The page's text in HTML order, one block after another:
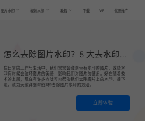
图片水印 视频水印 教程 下载 VIP 代理推广
怎么去除图片水印？5 大去水印方法轻松搞定！
在日常的工作与生活中，我们常常会碰到带有水印的图片。这些水
印有时候会破坏图片的美感，影响我们对图片的使用。好在随着技
术的发展，现在有许多方法可以帮助我们去除图片上的水印。接下
来，就为大家详细介绍5种去除图片水印的方法。
立即体验